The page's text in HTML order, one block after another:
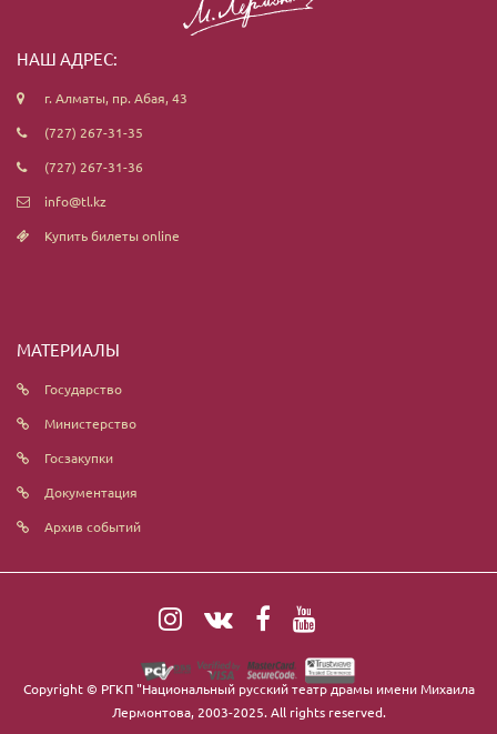
НАШ АДРЕС:
г. Алматы, пр. Абая, 43
(727) 267-31-35
(727) 267-31-36
info@tl.kz
Купить билеты online
МАТЕРИАЛЫ
Государство
Министерство
Госзакупки
Документация
Архив событий
Copyright © РГКП "Национальный русский театр драмы имени Михаила
Лермонтова, 2003-2025. All rights reserved.